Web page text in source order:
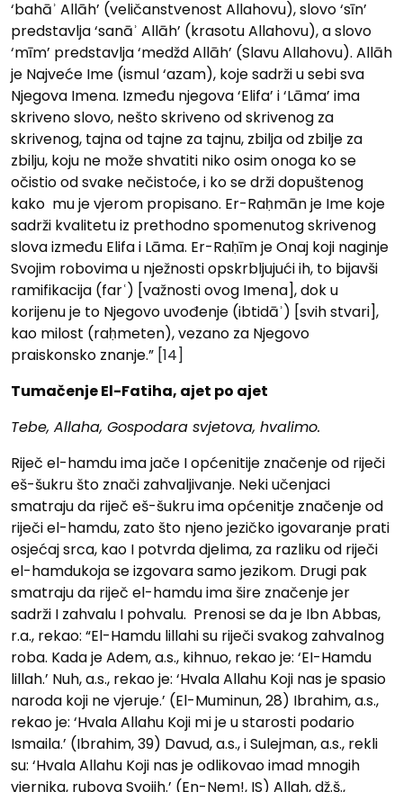
‘bahāʾ Allāh’ (veličanstvenost Allahovu), slovo ‘sīn’
predstavlja ‘sanāʾ Allāh’ (krasotu Allahovu), a slovo
‘mīm’ predstavlja ‘medžd Allāh’ (Slavu Allahovu). Allāh
je Najveće Ime (ismul ‘azam), koje sadrži u sebi sva
Njegova Imena. Između njegova ‘Elifa’ i ‘Lāma’ ima
skriveno slovo, nešto skriveno od skrivenog za
skrivenog, tajna od tajne za tajnu, zbilja od zbilje za
zbilju, koju ne može shvatiti niko osim onoga ko se
očistio od svake nečistoće, i ko se drži dopuštenog
kako mu je vjerom propisano. Er-Raḥmān je Ime koje
sadrži kvalitetu iz prethodno spomenutog skrivenog
slova između Elifa i Lāma. Er-Raḥīm je Onaj koji naginje
Svojim robovima u nježnosti opskrbljujući ih, to bijavši
ramifikacija (farʿ) [važnosti ovog Imena], dok u
korijenu je to Njegovo uvođenje (ibtidāʾ) [svih stvari],
kao milost (raḥmeten), vezano za Njegovo
praiskonsko znanje.” [14]
Tumačenje El-Fatiha, ajet po ajet
Tebe, Allaha, Gospodara svjetova, hvalimo.
Riječ el-hamdu ima jače I općenitije značenje od riječi
eš-šukru što znači zahvaljivanje. Neki učenjaci
smatraju da riječ eš-šukru ima općenitje značenje od
riječi el-hamdu, zato što njeno jezičko igovaranje prati
osjećaj srca, kao I potvrda djelima, za razliku od riječi
el-hamdukoja se izgovara samo jezikom. Drugi pak
smatraju da riječ el-hamdu ima šire značenje jer
sadrži I zahvalu I pohvalu. Prenosi se da je Ibn Abbas,
r.a., rekao: “El-Hamdu lillahi su riječi svakog zahvalnog
roba. Kada je Adem, a.s., kihnuo, rekao je: ‘EI-Hamdu
lillah.’ Nuh, a.s., rekao je: ‘Hvala Allahu Koji nas je spasio
naroda koji ne vjeruje.’ (El-Muminun, 28) Ibrahim, a.s.,
rekao je: ‘Hvala Allahu Koji mi je u starosti podario
Ismaila.’ (Ibrahim, 39) Davud, a.s., i Sulejman, a.s., rekli
su: ‘Hvala Allahu Koji nas je odlikovao imad mnogih
vjernika, rubova Svojih.’ (En-Nem!, IS) Allah, dž.š.,